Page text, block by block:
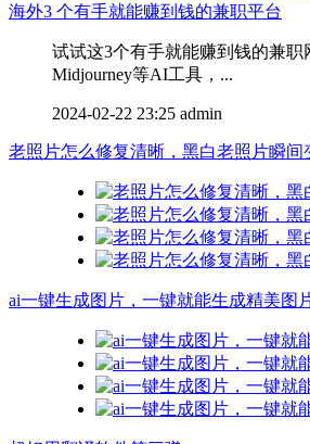
海外3 个有手就能赚到钱的兼职平台
试试这3个有手就能赚到钱的兼职
Midjourney等AI工具，...
2024-02-22 23:25 admin
老照片怎么修复清晰，黑白老照片瞬间
ai一键生成图片，一键就能生成精美图